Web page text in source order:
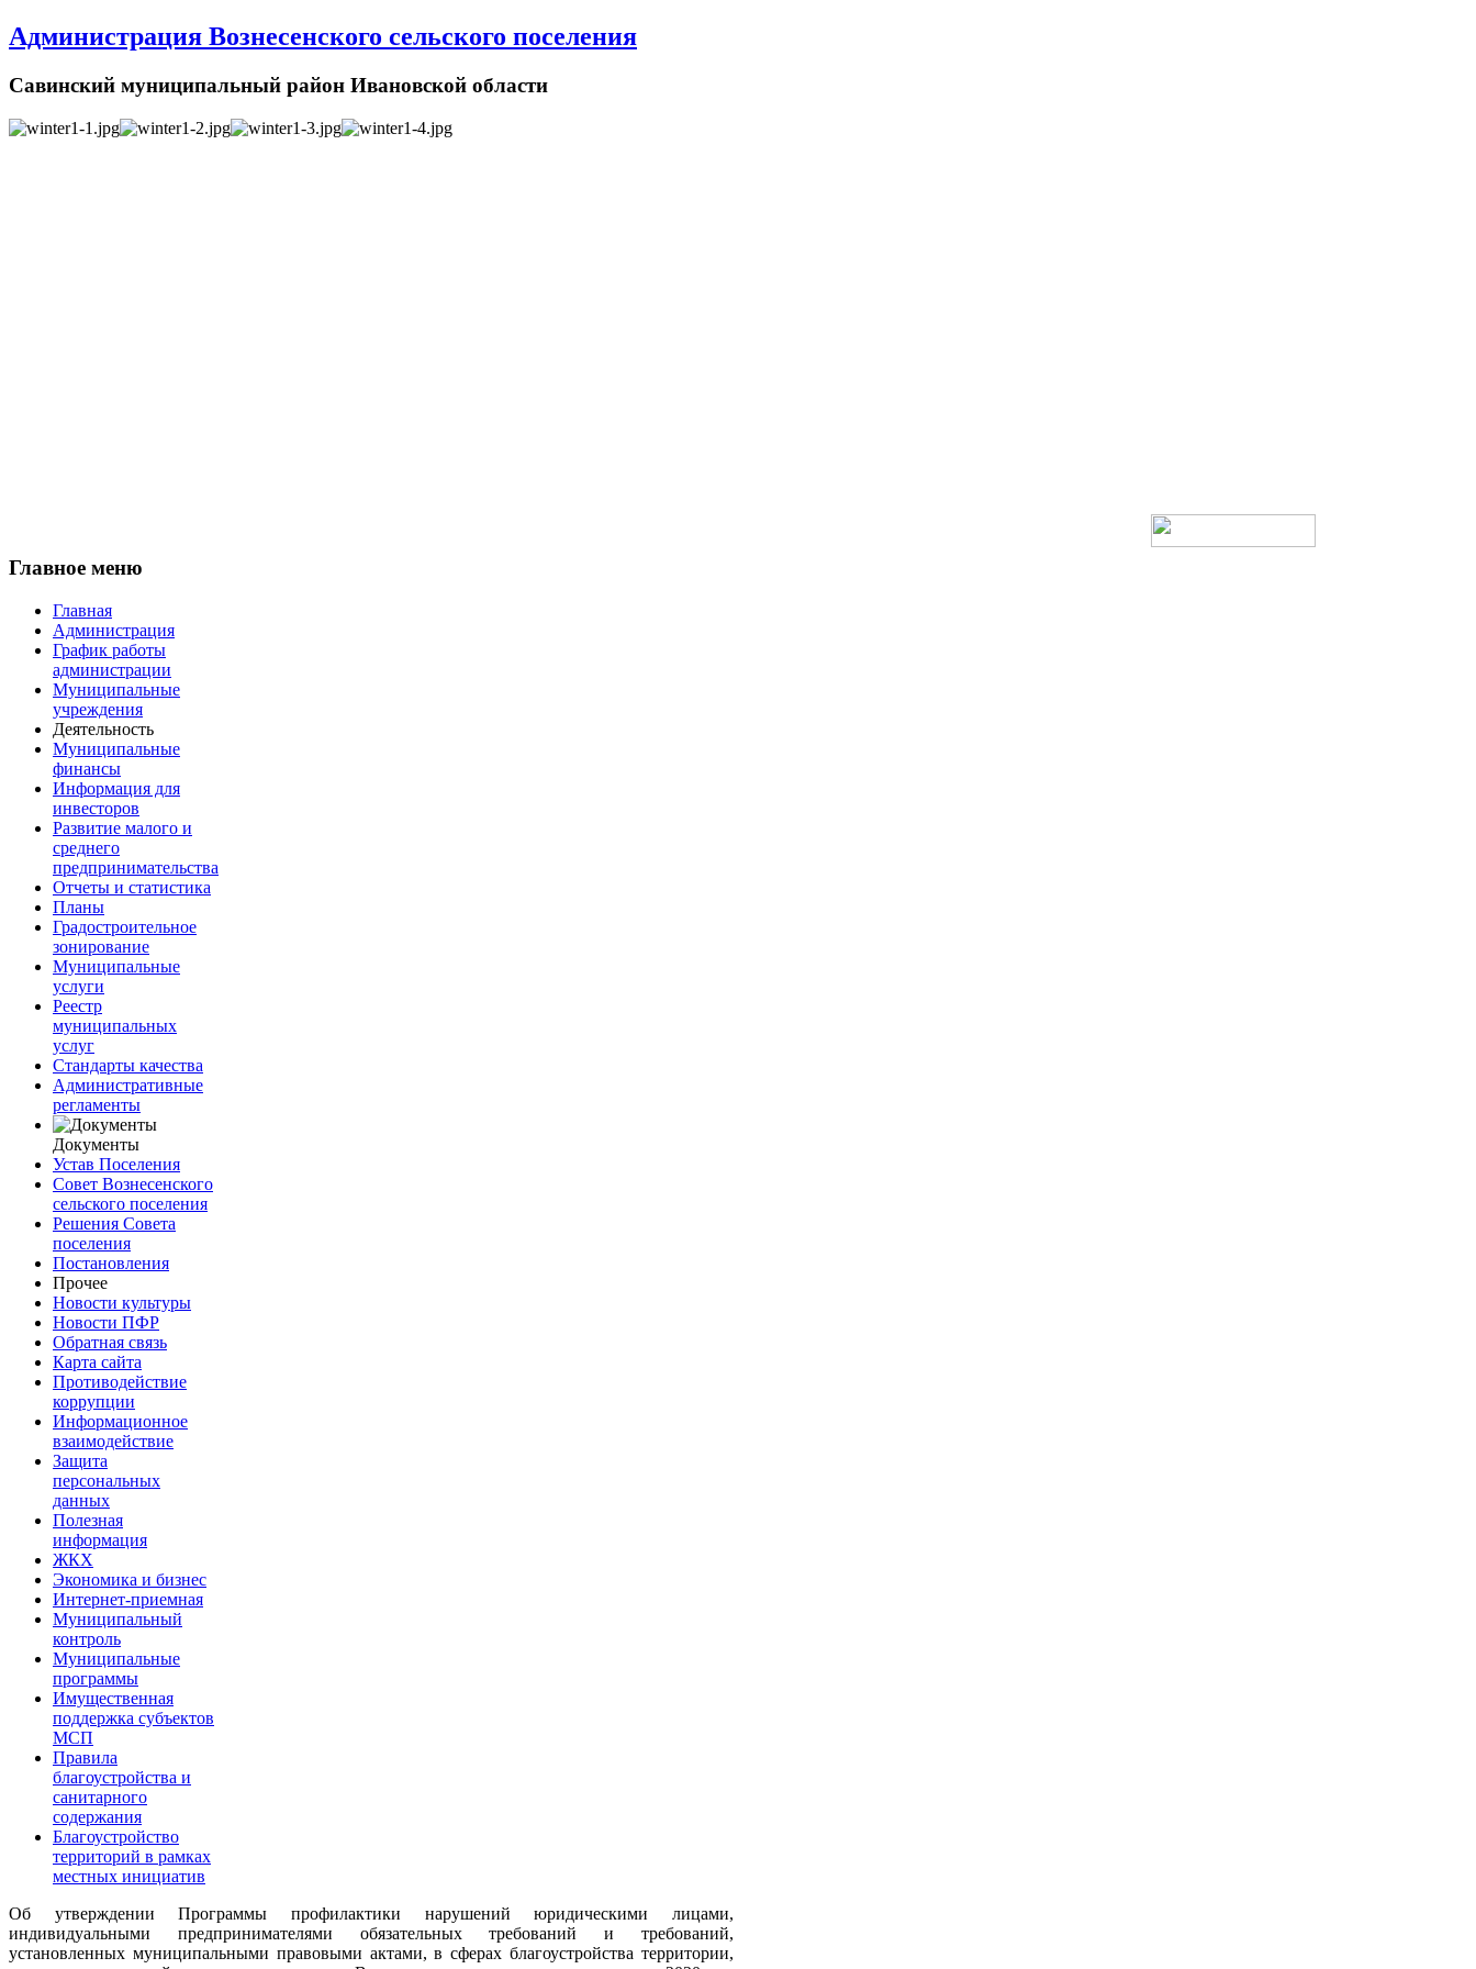
Администрация Вознесенского сельского поселения
Савинский муниципальный район Ивановской области
Главное меню
Главная
Администрация
График работы
администрации
Муниципальные
учреждения
Деятельность
Муниципальные
финансы
Информация для
инвесторов
Развитие малого и
среднего
предпринимательства
Отчеты и статистика
Планы
Градостроительное
зонирование
Муниципальные
услуги
Реестр
муниципальных
услуг
Стандарты качества
Административные
регламенты
Документы
Устав Поселения
Совет Вознесенского
сельского поселения
Решения Совета
поселения
Постановления
Прочее
Новости культуры
Новости ПФР
Обратная связь
Карта сайта
Противодействие
коррупции
Информационное
взаимодействие
Защита
персональных
данных
Полезная
информация
ЖКХ
Экономика и бизнес
Интернет-приемная
Муниципальный
контроль
Муниципальные
программы
Имущественная
поддержка субъектов
МСП
Правила
благоустройства и
санитарного
содержания
Благоустройство
территорий в рамках
местных инициатив
Об утверждении Программы профилактики нарушений юридическими лицами,
индивидуальными предпринимателями обязательных требований и требований,
установленных муниципальными правовыми актами, в сферах благоустройства территории,